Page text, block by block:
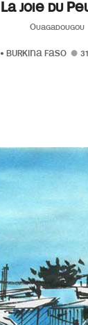
La joie du
Ouagadougou
• BURKINA FASO